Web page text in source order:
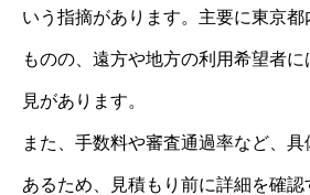
いう指摘があります。主要に東京
ものの、遠方や地方の利用希望者
見があります。
また、手数料や審査通過率など、
あるため、見積もり前に詳細を確